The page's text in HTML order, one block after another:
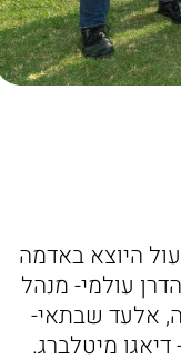
היוצא באדמה
עולמי- מנהל
אלעד שבתאי-
מיטלברג.